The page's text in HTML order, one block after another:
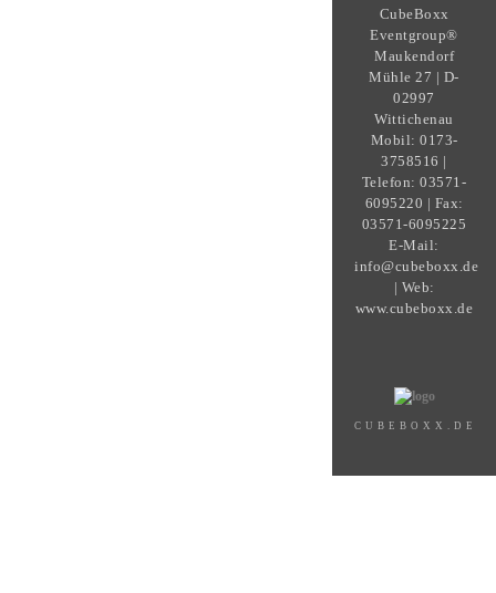
CubeBoxx
Eventgroup®
Maukendorf
Mühle 27 | D-
02997
Wittichenau
Mobil: 0173-
3758516 |
Telefon: 03571-
6095220 | Fax:
03571-6095225
E-Mail:
info@cubeboxx.de
| Web:
www.cubeboxx.de
CUBEBOXX.DE